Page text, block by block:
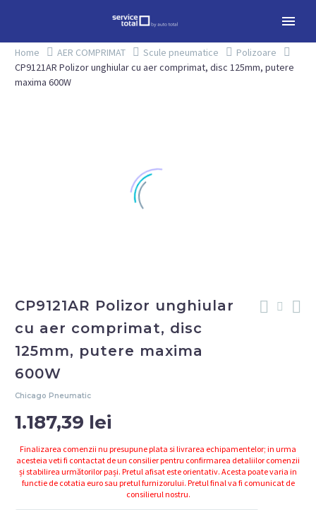
Home AER COMPRIMAT Scule pneumatice
Polizoare
CP9121AR Polizor unghiular cu aer comprimat, disc 125mm, putere
maxima 600W
CP9121AR Polizor unghiular
cu aer comprimat, disc
125mm, putere maxima
600W
Chicago Pneumatic
1.187,39 lei
Finalizarea comenzii nu presupune plata si livrarea echipamentelor; in urma
acesteia veti fi contactat de un consilier pentru confirmarea detaliilor comenzii
și stabilirea următorilor pași. Pretul afisat este orientativ. Acesta poate varia in
functie de cotatia euro sau pretul furnizorului. Pretul final va fi comunicat de
consilierul nostru.